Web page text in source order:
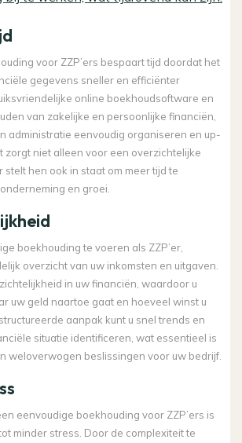
voor ZZP’ers bespaart tijd doordat het
gegevens sneller en efficiënter
online boekhoudsoftware en
van zakelijke en persoonlijke financiën,
administratie eenvoudig organiseren en up-
zorgt niet alleen voor een overzichtelijke
stelt hen ook in staat om meer tijd te
en groei.
boekhouding te voeren als ZZP’er,
overzicht van uw inkomsten en uitgaven.
in uw financiën, waardoor u
uw geld naartoe gaat en hoeveel winst u
aanpak kunt u snel trends en
situatie identificeren, wat essentieel is
weloverwogen beslissingen voor uw bedrijf.
eenvoudige boekhouding voor ZZP’ers is
minder stress. Door de complexiteit te